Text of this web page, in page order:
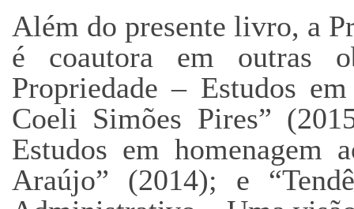
Além do presente livro, a
é coautora em outras
Propriedade – Estudos
Coeli Simões Pires”
Estudos em homenagem
Araújo” (2014); e